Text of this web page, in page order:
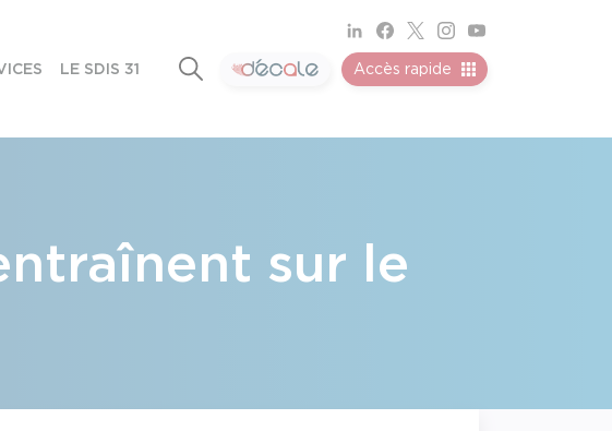
LE SDIS 31 Accès rapide
sur le